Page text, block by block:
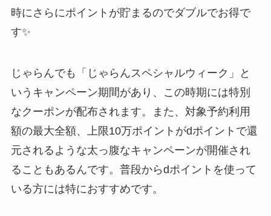
時にさらにポイントが貯まるのでダブルでお得で
す✨
じゃらんでも「じゃらんスペシャルウィーク」と
いうキャンペーン期間があり、この時期には特別
なクーポンが配布されます。また、対象予約利用
額の最大全額、上限10万ポイントがdポイントで還
元されるような太っ腹なキャンペーンが開催され
ることもあるんです。普段からdポイントを使って
いる方には特におすすめです。